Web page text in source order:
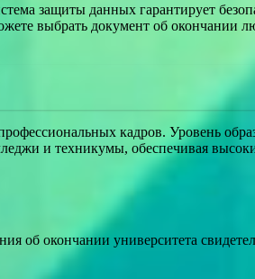
защиты данных гарантирует
выбрать документ об окончании
кадров. Уровень
и техникумы, обеспечивая
об окончании университета